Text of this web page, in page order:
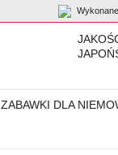
ZABAWKI DLA